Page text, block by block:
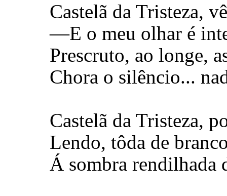
Castelã da Tristeza,
—E o meu olhar é
Prescruto, ao longe,
Chora o silêncio...
Castelã da Tristeza,
Lendo, tôda de
Á sombra rendilhada